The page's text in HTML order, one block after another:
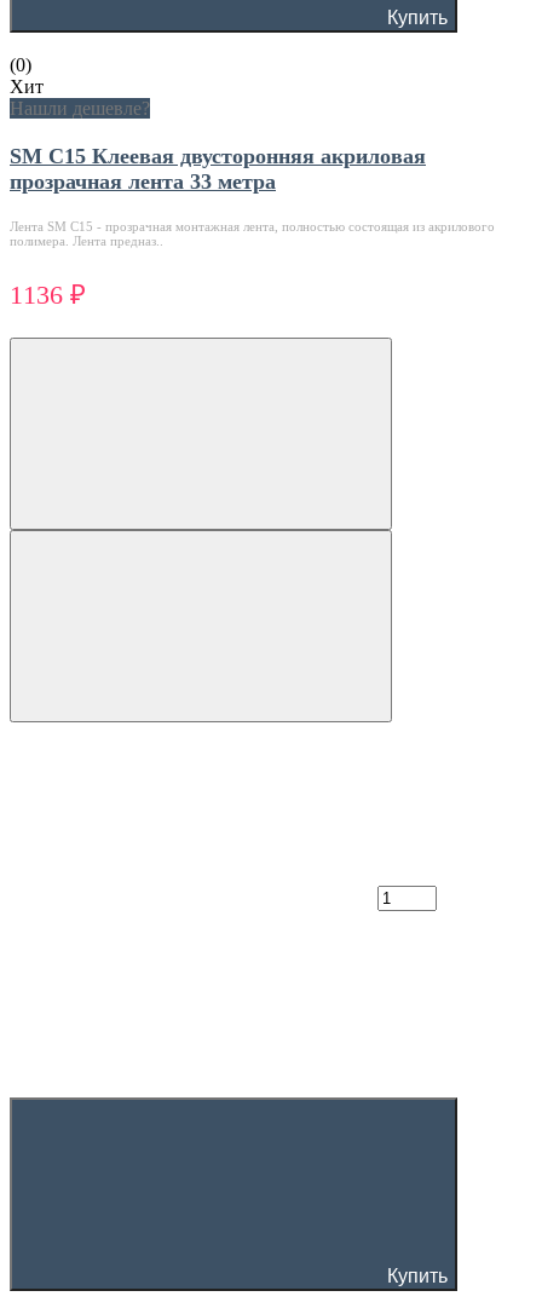
Купить
(0)
Хит
Нашли дешевле?
SM C15 Клеевая двусторонняя акриловая
прозрачная лента 33 метра
Лента SM C15 - прозрачная монтажная лента, полностью состоящая из акрилового
полимера. Лента предназ..
1136 ₽
Купить